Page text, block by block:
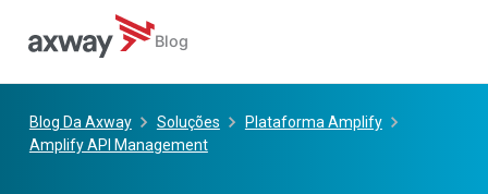
content
Blog
Blog Da Axway Soluções
Plataforma Amplify
Amplify API Management